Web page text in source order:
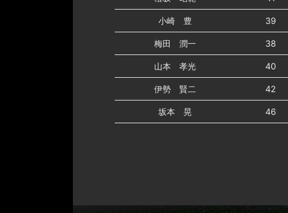
小崎 豊 39
梅田 潤一 38
山本 孝光 40
伊勢 賢二 42
坂本 晃 46